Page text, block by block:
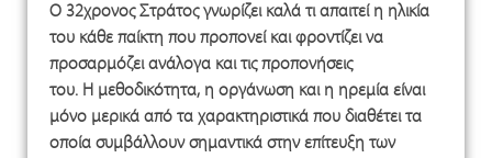
O 32χρονος Στράτος γνωρίζει καλά τι απαιτεί η ηλικία
του κάθε παίκτη που προπονεί και φροντίζει να
προσαρμόζει ανάλογα και τις προπονήσεις
του. H μεθοδικότητα, η οργάνωση και η ηρεμία είναι
μόνο μερικά από τα χαρακτηριστικά που διαθέτει τα
οποία συμβάλλουν σημαντικά στην επίτευξη των